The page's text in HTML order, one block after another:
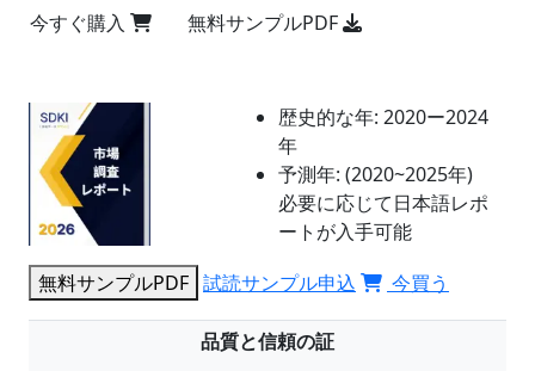
今すぐ購入
無料サンプルPDF
歴史的な年: 2020ー2024
年
予測年: (2020~2025年)
必要に応じて日本語レポ
ートが入手可能
無料サンプルPDF 試読サンプル申込 今買う
品質と信頼の証